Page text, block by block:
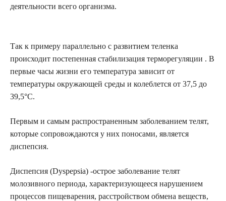
деятельности всего организма.
Так к примеру параллельно с развитием теленка
происходит постепенная стабилизация терморегуляции . В
первые часы жизни его температура зависит от
температуры окружающей среды и колеблется от 37,5 до
39,5°С.
Первым и самым распространенным заболеванием телят,
которые сопровождаются у них поносами, является
диспепсия.
Диспепсия (Dyspepsia) -острое заболевание телят
молозивного периода, характеризующееся нарушением
процессов пищеварения, расстройством обмена веществ,